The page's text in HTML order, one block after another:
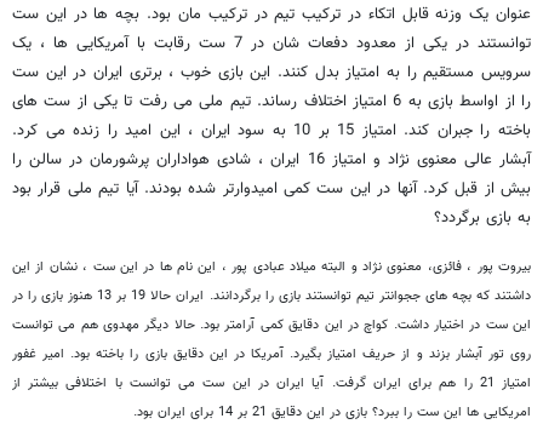
عنوان یک وزنه قابل اتکاء در ترکیب تیم در ترکیب مان بود. بچه ها در این ست
توانستند در یکی از معدود دفعات شان در 7 ست رقابت با آمریکایی ها ، یک
سرویس مستقیم را به امتیاز بدل کنند. این بازی خوب ، برتری ایران در این ست
را از اواسط بازی به 6 امتیاز اختلاف رساند. تیم ملی می رفت تا یکی از ست های
باخته را جبران کند. امتیاز 15 بر 10 به سود ایران ، این امید را زنده می کرد.
آبشار عالی معنوی نژاد و امتیاز 16 ایران ، شادی هواداران پرشورمان در سالن را
بیش از قبل کرد. آنها در این ست کمی امیدوارتر شده بودند. آیا تیم ملی قرار بود
به بازی برگردد؟
بیروت پور ، فائزی، معنوی نژاد و البته میلاد عبادی پور ، این نام ها در این ست ، نشان از این
داشتند که بچه های ججوانتر تیم توانستند بازی را برگردانند. ایران حالا 19 بر 13 هنوز بازی را در
این ست در اختیار داشت. کواچ در این دقایق کمی آرامتر بود. حالا دیگر مهدوی هم می توانست
روی تور آبشار بزند و از حریف امتیاز بگیرد. آمریکا در این دقایق بازی را باخته بود. امیر غفور
امتیاز 21 را هم برای ایران گرفت. آیا ایران در این ست می توانست با اختلافی بیشتر از
امریکایی ها این ست را ببرد؟ بازی در این دقایق 21 بر 14 برای ایران بود.